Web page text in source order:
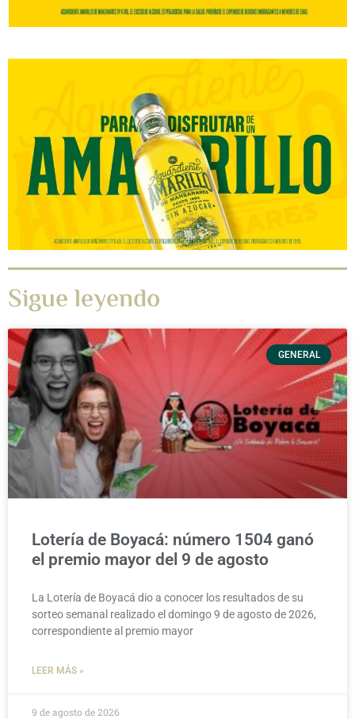
Sigue leyendo
GENERAL
Lotería de Boyacá: número 1504 ganó
el premio mayor del 9 de agosto
La Lotería de Boyacá dio a conocer los resultados de su
sorteo semanal realizado el domingo 9 de agosto de 2026,
correspondiente al premio mayor
LEER MÁS »
9 de agosto de 2026